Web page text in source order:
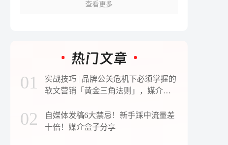
查看更多
01
实战技巧 | 品牌公关危机下必须掌握的
软文营销「黄金三角法则」，媒介盒
02
自媒体发稿6大禁忌！新手踩中流量差
十倍！媒介盒子分享